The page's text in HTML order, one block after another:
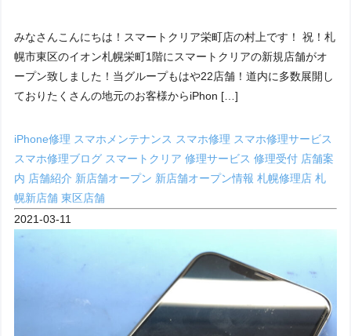
みなさんこんにちは！スマートクリア栄町店の村上です！ 祝！札
幌市東区のイオン札幌栄町1階にスマートクリアの新規店舗がオ
ープン致しました！当グループもはや22店舗！道内に多数展開し
ておりたくさんの地元のお客様からiPhon […]
iPhone修理 スマホメンテナンス スマホ修理 スマホ修理サービス
スマホ修理ブログ スマートクリア修理サービス修理受付 店舗案
内 店舗紹介 新店舗オープン 新店舗オープン情報札幌修理店札
幌新店舗東区店舗
2021-03-11